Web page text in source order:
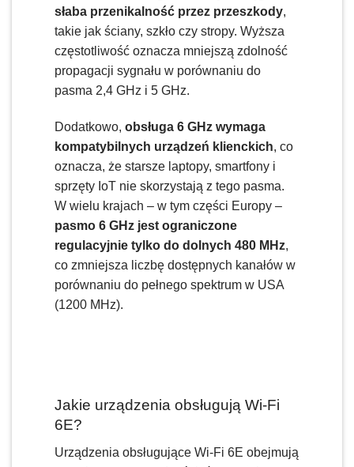
słaba przenikalność przez przeszkody,
takie jak ściany, szkło czy stropy. Wyższa
częstotliwość oznacza mniejszą zdolność
propagacji sygnału w porównaniu do
pasma 2,4 GHz i 5 GHz.
Dodatkowo,obsługa 6 GHz wymaga
kompatybilnych urządzeń klienckich, co
oznacza, że starsze laptopy, smartfony i
sprzęty IoT nie skorzystają z tego pasma.
W wielu krajach – w tym części Europy –
pasmo 6 GHz jest ograniczone
regulacyjnie tylko do dolnych 480 MHz,
co zmniejsza liczbę dostępnych kanałów w
porównaniu do pełnego spektrum w USA
(1200 MHz).
Jakie urządzenia obsługują Wi-Fi
6E?
Urządzenia obsługujące Wi-Fi 6E obejmują